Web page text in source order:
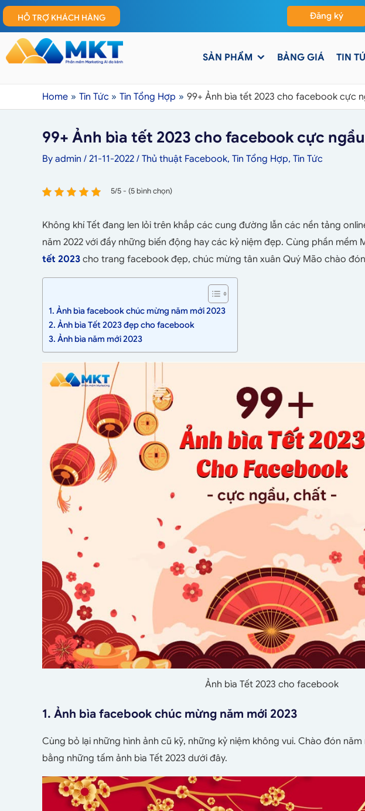
HỖ TRỢ KHÁCH HÀNG Đăng ký
SẢN PHẨM BẢNG GIÁ TIN
Home Tin Tức Tin Tổng Hợp 99+ Ảnh bìa tết 2023 cho facebook cực
99+ Ảnh bìa tết 2023 cho facebook cực
By admin / 21-11-2022 / Thủ thuật Facebook, Tin Tổng Hợp, Tin Tức
5/5 - (5 bình chọn)
Không khí Tết đang len lỏi trên khắp các cung đường lẫn các nền tảng
năm 2022 với đầy những biến động hay các kỷ niệm đẹp. Cùng phần mềm
tết 2023 cho trang facebook đẹp, chúc mừng tân xuân Quý Mão chào
1. Ảnh bìa facebook chúc mừng năm mới 2023
2. Ảnh bìa Tết 2023 đẹp cho facebook
3. Ảnh bìa năm mới 2023
Ảnh bìa Tết 2023 cho facebook
1. Ảnh bìa facebook chúc mừng năm mới 2023
Cùng bỏ lại những hình ảnh cũ kỹ, những kỷ niệm không vui. Chào đón
bằng những tấm ảnh bìa Tết 2023 dưới đây.